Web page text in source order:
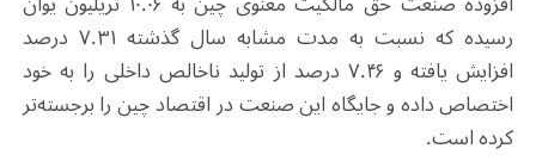
رسیده که نسبت به مدت مشابه سال گذشته ۷.۳۱ درصد
افزایش یافته و ۷.۴۶ درصد از تولید ناخالص داخلی را به خود
اختصاص داده و جایگاه این صنعت در اقتصاد چین را برجسته‌تر
کرده است.